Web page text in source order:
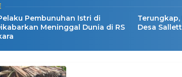
Pembunuhan Istri di
Meninggal Dunia di RS
Desa